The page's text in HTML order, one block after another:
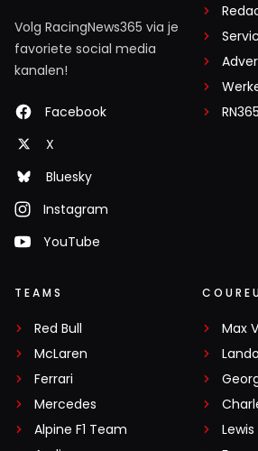
Volg RacingNews365 via je
favoriete social media
kanalen!
Facebook
X
Bluesky
Instagram
YouTube
TEAMS
Red Bull
McLaren
Ferrari
Mercedes
Alpine F1 Team
Max